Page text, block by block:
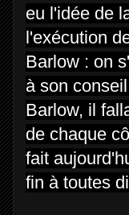
eu l'idée de
l'exécution
Barlow : on
à son
Barlow, il
de chaque
fait
fin à toutes